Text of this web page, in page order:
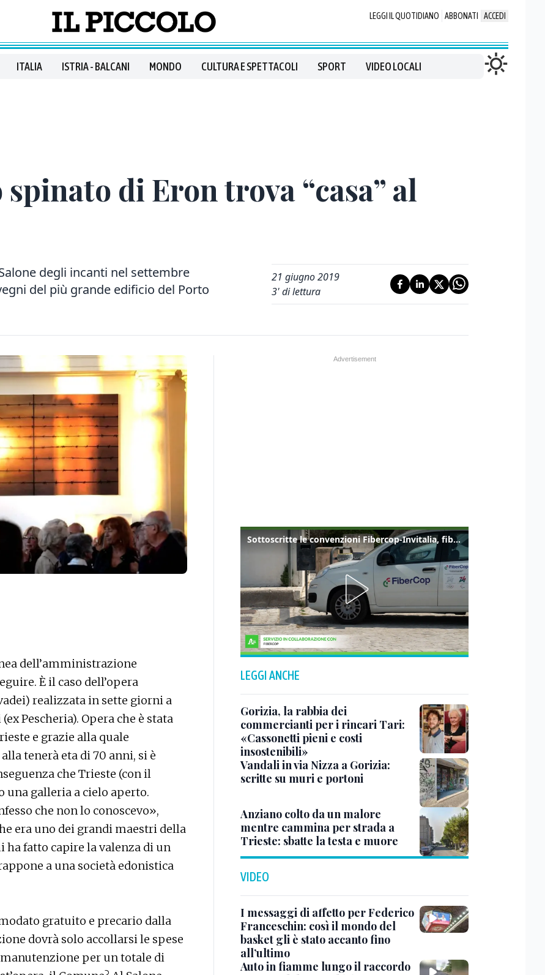
LEGGI IL QUOTIDIANO ABBONATI ACCEDI
ITALIA ISTRIA - BALCANI MONDO CULTURA E SPETTACOLI SPORT VIDEO LOCALI
di Eron trova “casa” al
degli incanti nel settembre
del più grande edificio del Porto
21 giugno 2019
3' di lettura
dell’amministrazione
È il caso dell’opera
realizzata in sette giorni a
Pescheria). Opera che è stata
e grazie alla quale
tenerà eta di 70 anni, si è
che Trieste (con il
una galleria a cielo aperto.
che non lo conoscevo»,
era uno dei grandi maestri della
fatto capire la valenza di un
a una società edonistica
gratuito e precario dalla
dovrà solo accollarsi le spese
per un totale di
Sottoscritte le convenzioni Fibercop-Invitalia, fibra ottica per 477 mila civici
LEGGI ANCHE
Gorizia, la rabbia dei
commercianti per i rincari Tari:
«Cassonetti pieni e costi
insostenibili»
Vandali in via Nizza a Gorizia:
scritte su muri e portoni
Anziano colto da un malore
mentre cammina per strada a
Trieste: sbatte la testa e muore
VIDEO
I messaggi di affetto per Federico
Franceschin: così il mondo del
basket gli è stato accanto fino
all’ultimo
Auto in fiamme lungo il raccordo